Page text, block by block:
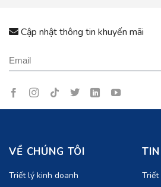
Cập nhật thông tin khuyến mãi
VỀ CHÚNG TÔI
Triết lý kinh doanh
Triết